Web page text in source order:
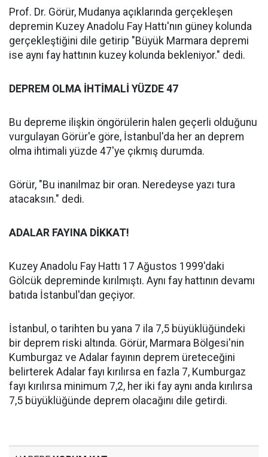
Prof. Dr. Görür, Mudanya açıklarında gerçekleşen
depremin Kuzey Anadolu Fay Hattı'nın güney kolunda
gerçekleştiğini dile getirip "Büyük Marmara depremi
ise aynı fay hattının kuzey kolunda bekleniyor." dedi.
DEPREM OLMA İHTİMALİ YÜZDE 47
Bu depreme ilişkin öngörülerin halen geçerli olduğunu
vurgulayan Görür'e göre, İstanbul'da her an deprem
olma ihtimali yüzde 47'ye çıkmış durumda.
Görür, "Bu inanılmaz bir oran. Neredeyse yazı tura
atacaksın." dedi.
ADALAR FAYINA DİKKAT!
Kuzey Anadolu Fay Hattı 17 Ağustos 1999'daki
Gölcük depreminde kırılmıştı. Aynı fay hattının devamı
batıda İstanbul'dan geçiyor.
İstanbul, o tarihten bu yana 7 ila 7,5 büyüklüğündeki
bir deprem riski altında. Görür, Marmara Bölgesi'nin
Kumburgaz ve Adalar fayının deprem üreteceğini
belirterek Adalar fayı kırılırsa en fazla 7, Kumburgaz
fayı kırılırsa minimum 7,2, her iki fay aynı anda kırılırsa
7,5 büyüklüğünde deprem olacağını dile getirdi.